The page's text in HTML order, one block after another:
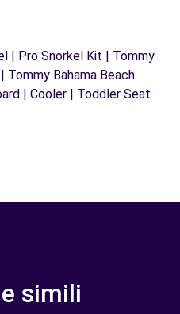
| Pro Snorkel Kit | Tommy
Tommy Bahama Beach
| Cooler | Toddler Seat
simili